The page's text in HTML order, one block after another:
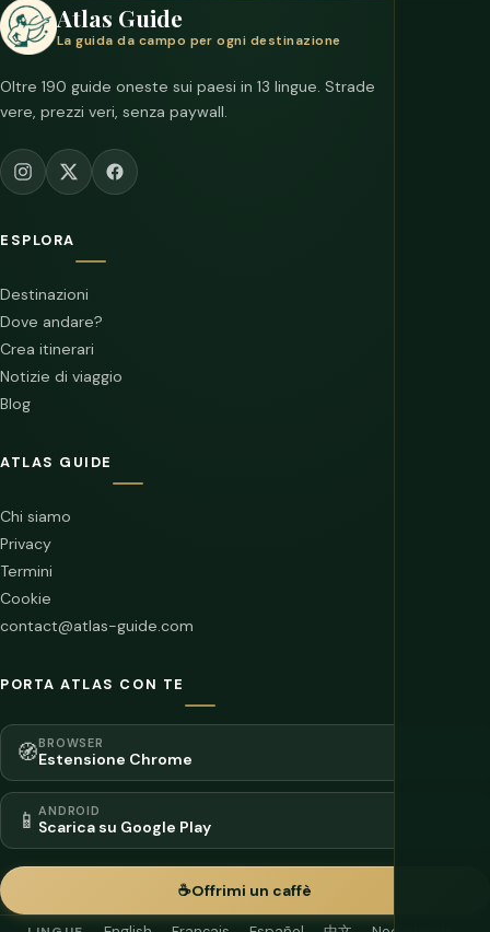
Atlas Guide
La guida da campo per ogni destinazione
Oltre 190 guide oneste sui paesi in 13 lingue. Strade
vere, prezzi veri, senza paywall.
ESPLORA
Destinazioni
Dove andare?
Crea itinerari
Notizie di viaggio
Blog
ATLAS GUIDE
Chi siamo
Privacy
Termini
Cookie
contact@atlas-guide.com
PORTA ATLAS CON TE
🧭BROWSER
Estensione Chrome
📱 ANDROID
Scarica su Google Play
☕Offrimi un caffè